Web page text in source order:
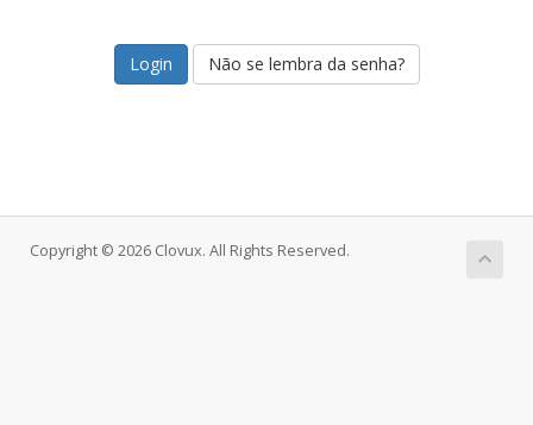
Não se lembra da senha?
Copyright © 2026 Clovux. All Rights Reserved.